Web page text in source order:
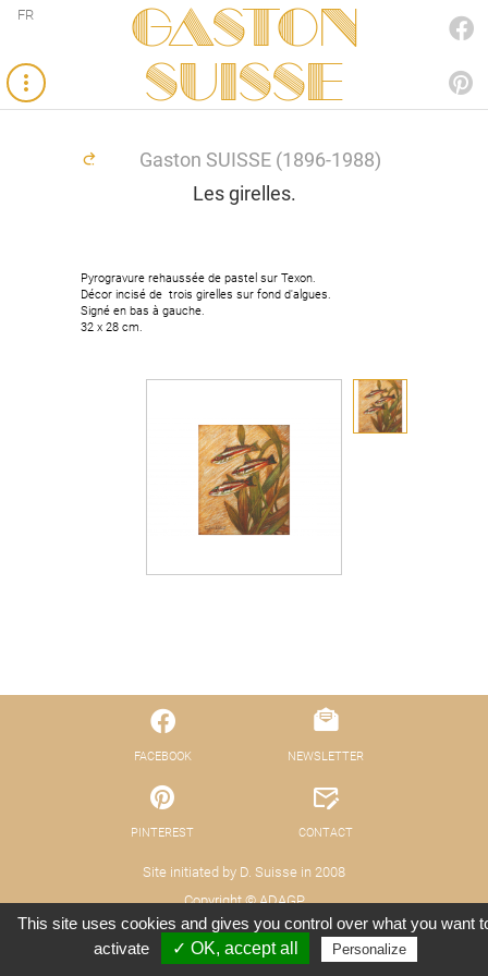
Gaston
SUISSE
FR
Gaston SUISSE (1896-1988)
Les girelles.
Pyrogravure rehaussée de pastel sur Texon.
Décor incisé de trois girelles sur fond d'algues.
Signé en bas à gauche.
32 x 28 cm.
FACEBOOK
PINTEREST
Site initiated by D. Suisse in 2008
Copyright © ADAGP
© Fond pour la Promotion des Arts Décoratifs
NEWSLETTER
CONTACT
Legals - Data Protection (GDPR) Credits : Xooloop Studio
This site uses cookies and gives you control over what you want
activate
✓ OK, accept all Personalize